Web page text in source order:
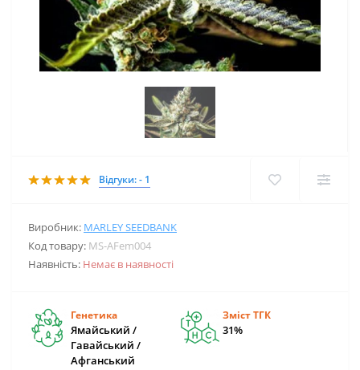
Відгуки: - 1
Виробник: MARLEY SEEDBANK
Код товару: MS-AFem004
Наявність: Немає в наявності
Генетика
Ямайський /
Гавайський /
Афганський
Зміст ТГК
31%